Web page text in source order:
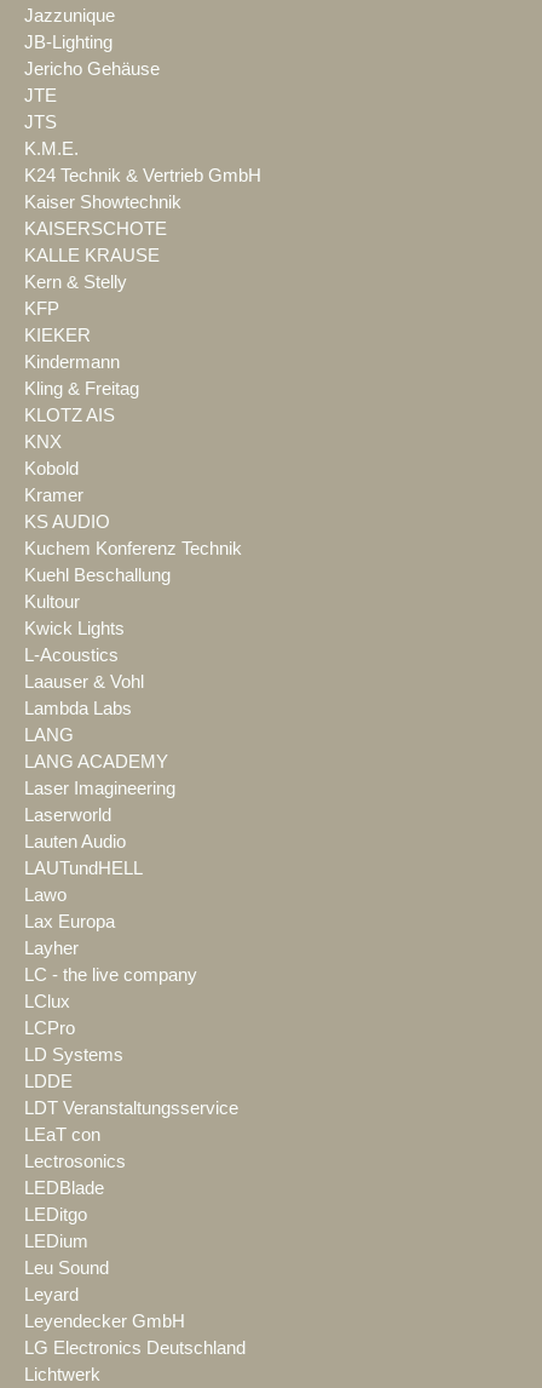
Jazzunique
JB-Lighting
Jericho Gehäuse
JTE
JTS
K.M.E.
K24 Technik & Vertrieb GmbH
Kaiser Showtechnik
KAISERSCHOTE
KALLE KRAUSE
Kern & Stelly
KFP
KIEKER
Kindermann
Kling & Freitag
KLOTZ AIS
KNX
Kobold
Kramer
KS AUDIO
Kuchem Konferenz Technik
Kuehl Beschallung
Kultour
Kwick Lights
L-Acoustics
Laauser & Vohl
Lambda Labs
LANG
LANG ACADEMY
Laser Imagineering
Laserworld
Lauten Audio
LAUTundHELL
Lawo
Lax Europa
Layher
LC - the live company
LClux
LCPro
LD Systems
LDDE
LDT Veranstaltungsservice
LEaT con
Lectrosonics
LEDBlade
LEDitgo
LEDium
Leu Sound
Leyard
Leyendecker GmbH
LG Electronics Deutschland
Lichtwerk